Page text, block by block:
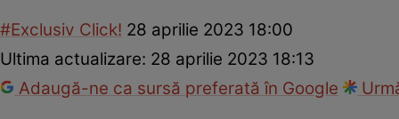
#Exclusiv Click! 28 aprilie 2023 18:00
Ultima actualizare: 28 aprilie 2023 18:13
Adaugă-ne ca sursă preferată în Google